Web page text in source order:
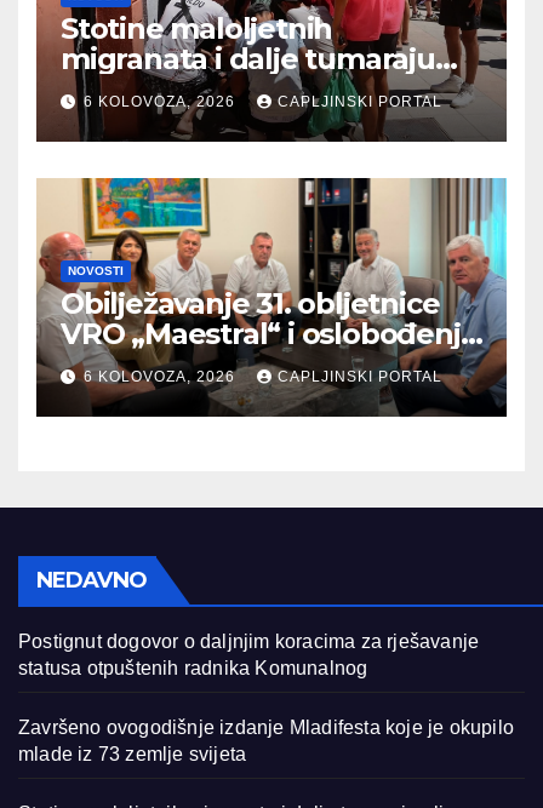
Stotine maloljetnih
migranata i dalje tumaraju
ulicama Ceute
6 KOLOVOZA, 2026 CAPLJINSKI PORTAL
NOVOSTI
Obilježavanje 31. obljetnice
VRO „Maestral“ i oslobođenja
Jajca uz pokroviteljstvo HNS
BiH
6 KOLOVOZA, 2026 CAPLJINSKI PORTAL
NEDAVNO
Postignut dogovor o daljnjim koracima za rješavanje
statusa otpuštenih radnika Komunalnog
Završeno ovogodišnje izdanje Mladifesta koje je okupilo
mlade iz 73 zemlje svijeta